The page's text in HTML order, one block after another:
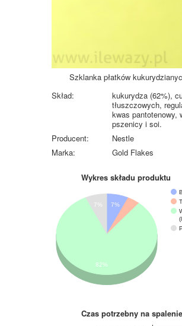
Szklanka płatków
Skład:
kukurydza (62%),
tłuszczowych,
kwas pantotenowy,
pszenicy i soi.
Producent:
Nestle
Marka:
Gold Flakes
Wykres składu produktu
7%
7%
82%
Czas potrzebny na